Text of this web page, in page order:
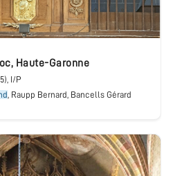
, Haute-Garonne
I/P
, Raupp Bernard, Bancells Gérard